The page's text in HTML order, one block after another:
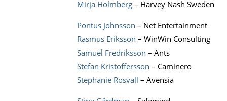
Mirja Holmberg – Harvey Nash Sweden
Pontus Johnsson – Net Entertainment
Rasmus Eriksson – WinWin Consulting
Samuel Fredriksson – Ants
Stefan Kristoffersson – Caminero
Stephanie Rosvall – Avensia